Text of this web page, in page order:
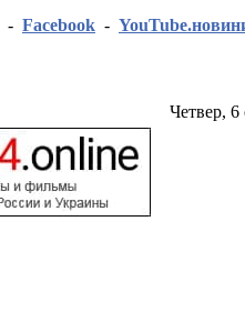
- Facebook -
Четвер,